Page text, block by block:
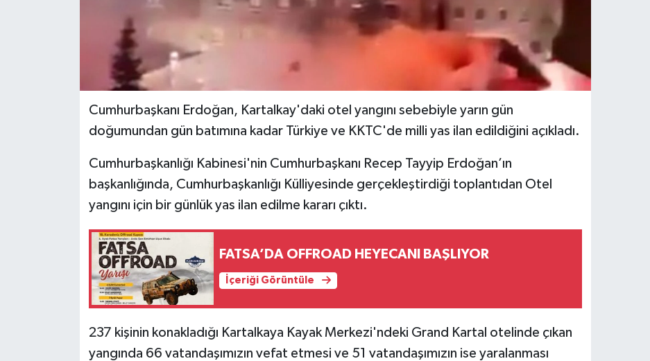
Cumhurbaşkanı Erdoğan, Kartalkay'daki otel yangını sebebiyle yarın gün
doğumundan gün batımına kadar Türkiye ve KKTC'de milli yas ilan edildiğini açıkladı.
Cumhurbaşkanlığı Kabinesi'nin Cumhurbaşkanı Recep Tayyip Erdoğan’ın
başkanlığında, Cumhurbaşkanlığı Külliyesinde gerçekleştirdiği toplantıdan Otel
yangını için bir günlük yas ilan edilme kararı çıktı.
FATSA’DA OFFROAD HEYECANI BAŞLIYOR
İçeriği Görüntüle
237 kişinin konakladığı Kartalkaya Kayak Merkezi'ndeki Grand Kartal otelinde çıkan
yangında 66 vatandaşımızın vefat etmesi ve 51 vatandaşımızın ise yaralanması